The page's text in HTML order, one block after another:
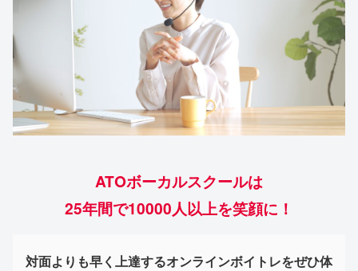
ATOボーカルスクールは
25年間で10000人以上を笑顔に！
対面よりも早く上達するオンラインボイトレをぜひ体